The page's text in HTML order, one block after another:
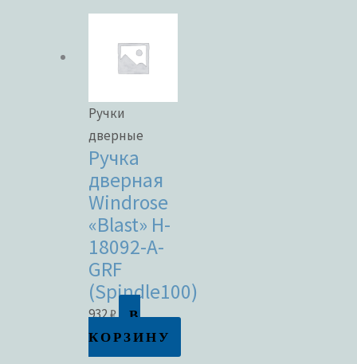
Ручки
дверные
Ручка
дверная
Windrose
«Blast» H-
18092-A-
GRF
(Spindle100)
932₽
В
КОРЗИНУ